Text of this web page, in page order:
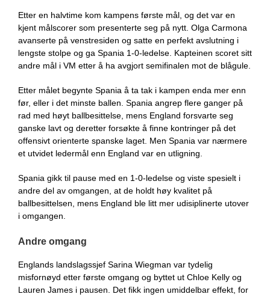
Etter en halvtime kom kampens første mål, og det var en
kjent målscorer som presenterte seg på nytt. Olga Carmona
avanserte på venstresiden og satte en perfekt avslutning i
lengste stolpe og ga Spania 1-0-ledelse. Kapteinen scoret sitt
andre mål i VM etter å ha avgjort semifinalen mot de blågule.
Etter målet begynte Spania å ta tak i kampen enda mer enn
før, eller i det minste ballen. Spania angrep flere ganger på
rad med høyt ballbesittelse, mens England forsvarte seg
ganske lavt og deretter forsøkte å finne kontringer på det
offensivt orienterte spanske laget. Men Spania var nærmere
et utvidet ledermål enn England var en utligning.
Spania gikk til pause med en 1-0-ledelse og viste spesielt i
andre del av omgangen, at de holdt høy kvalitet på
ballbesittelsen, mens England ble litt mer udisiplinerte utover
i omgangen.
Andre omgang
Englands landslagssjef Sarina Wiegman var tydelig
misfornøyd etter første omgang og byttet ut Chloe Kelly og
Lauren James i pausen. Det fikk ingen umiddelbar effekt, for